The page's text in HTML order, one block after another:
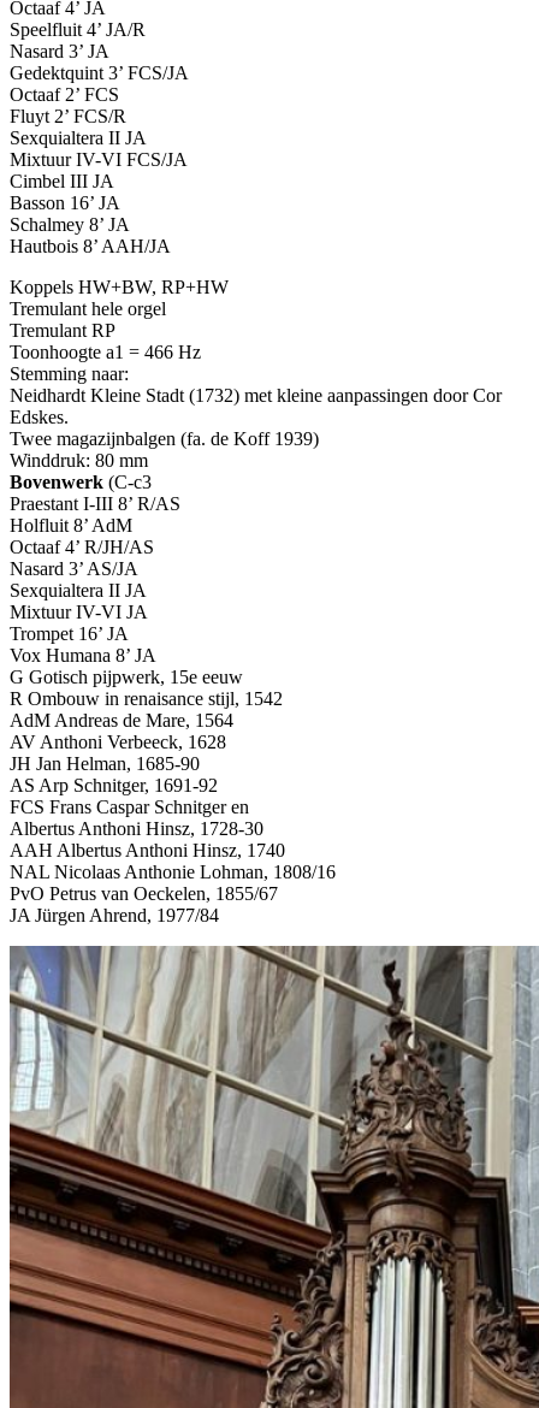
Octaaf 4’ JA
Speelfluit 4’ JA/R
Nasard 3’ JA
Gedektquint 3’ FCS/JA
Octaaf 2’ FCS
Fluyt 2’ FCS/R
Sexquialtera II JA
Mixtuur IV-VI FCS/JA
Cimbel III JA
Basson 16’ JA
Schalmey 8’ JA
Hautbois 8’ AAH/JA
Koppels HW+BW, RP+HW
Tremulant hele orgel
Tremulant RP
Toonhoogte a1 = 466 Hz
Stemming naar:
Neidhardt Kleine Stadt (1732) met kleine aanpassingen door Cor
Edskes.
Twee magazijnbalgen (fa. de Koff 1939)
Winddruk: 80 mm
Bovenwerk (C-c3
Praestant I-III 8’ R/AS
Holfluit 8’ AdM
Octaaf 4’ R/JH/AS
Nasard 3’ AS/JA
Sexquialtera II JA
Mixtuur IV-VI JA
Trompet 16’ JA
Vox Humana 8’ JA
G Gotisch pijpwerk, 15e eeuw
R Ombouw in renaisance stijl, 1542
AdM Andreas de Mare, 1564
AV Anthoni Verbeeck, 1628
JH Jan Helman, 1685-90
AS Arp Schnitger, 1691-92
FCS Frans Caspar Schnitger en
Albertus Anthoni Hinsz, 1728-30
AAH Albertus Anthoni Hinsz, 1740
NAL Nicolaas Anthonie Lohman, 1808/16
PvO Petrus van Oeckelen, 1855/67
JA Jürgen Ahrend, 1977/84